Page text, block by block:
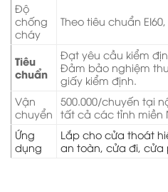
Độ
chống
cháy
Theo tiêu chuẩn EI60,
Tiêu
chuẩn
Đạt yêu cầu kiểm
Đảm bảo nghiệm
giấy kiểm định.
Vận
chuyển
500.000/chuyến tại
tất cả các tỉnh miền
Ứng
dụng
Lắp cho cửa thoát
an toàn, cửa đi, cửa